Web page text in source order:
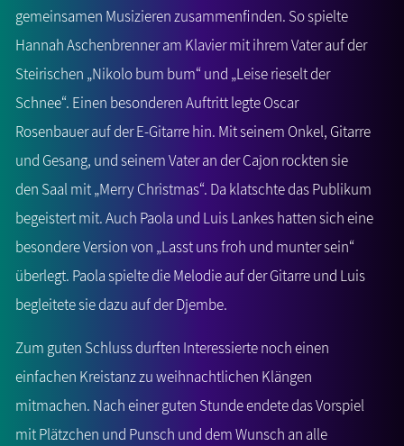
gemeinsamen Musizieren zusammenfinden. So spielte
Hannah Aschenbrenner am Klavier mit ihrem Vater auf der
Steirischen „Nikolo bum bum“ und „Leise rieselt der
Schnee“. Einen besonderen Auftritt legte Oscar
Rosenbauer auf der E-Gitarre hin. Mit seinem Onkel, Gitarre
und Gesang, und seinem Vater an der Cajon rockten sie
den Saal mit „Merry Christmas“. Da klatschte das Publikum
begeistert mit. Auch Paola und Luis Lankes hatten sich eine
besondere Version von „Lasst uns froh und munter sein“
überlegt. Paola spielte die Melodie auf der Gitarre und Luis
begleitete sie dazu auf der Djembe.
Zum guten Schluss durften Interessierte noch einen
einfachen Kreistanz zu weihnachtlichen Klängen
mitmachen. Nach einer guten Stunde endete das Vorspiel
mit Plätzchen und Punsch und dem Wunsch an alle